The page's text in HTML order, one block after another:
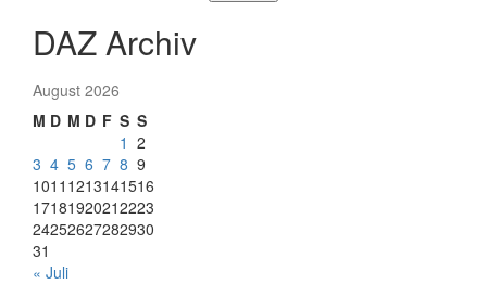
DAZ Archiv
August 2026
M D M D F S S
1 2
3 4 5 6 7 8 9
1011 1213141516
17181920212223
24252627282930
31
« Juli